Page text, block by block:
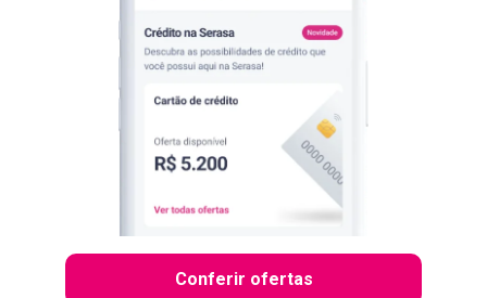
Conferir ofertas